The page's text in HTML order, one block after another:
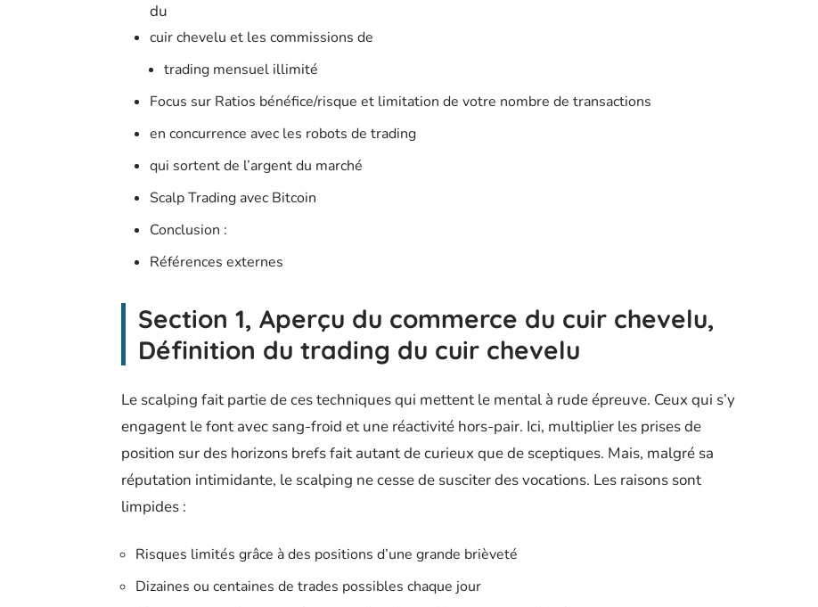
du
cuir chevelu et les commissions de
trading mensuel illimité
Focus sur Ratios bénéfice/risque et limitation de votre nombre de transactions
en concurrence avec les robots de trading
qui sortent de l’argent du marché
Scalp Trading avec Bitcoin
Conclusion :
Références externes
Section 1, Aperçu du commerce du cuir chevelu,
Définition du trading du cuir chevelu
Le scalping fait partie de ces techniques qui mettent le mental à rude épreuve. Ceux qui s’y
engagent le font avec sang-froid et une réactivité hors-pair. Ici, multiplier les prises de
position sur des horizons brefs fait autant de curieux que de sceptiques. Mais, malgré sa
réputation intimidante, le scalping ne cesse de susciter des vocations. Les raisons sont
limpides :
Risques limités grâce à des positions d’une grande brièveté
Dizaines ou centaines de trades possibles chaque jour